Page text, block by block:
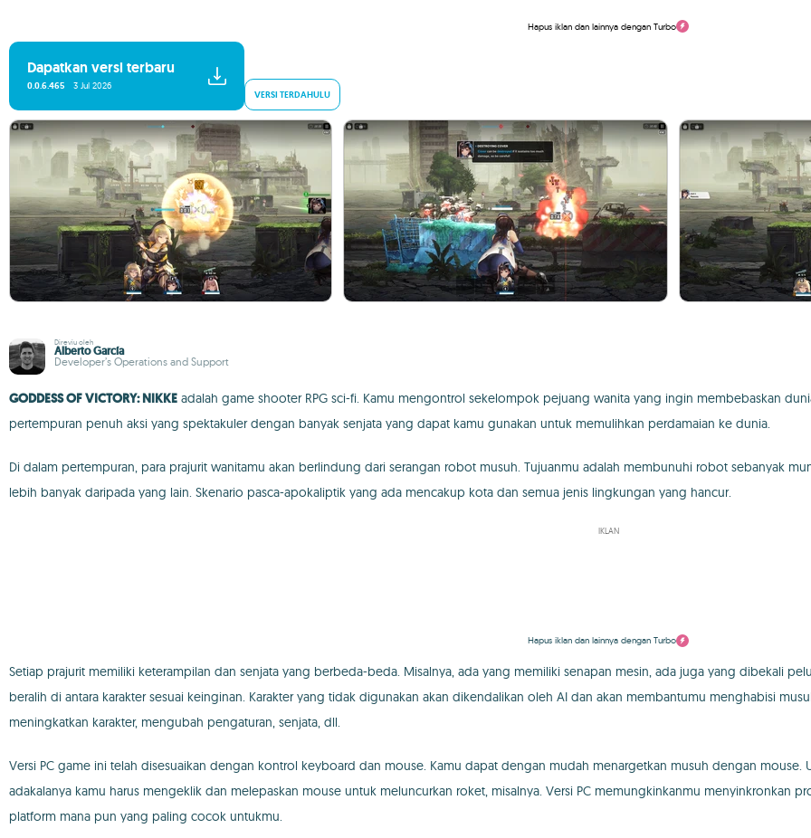
Hapus iklan dan lainnya dengan Turbo
Dapatkan versi terbaru
0.0.6.465 3 Jul 2026
VERSI TERDAHULU
Direviu oleh
Alberto García
Developer’s Operations and Support
GODDESS OF VICTORY: NIKKE adalah game shooter RPG sci-fi. Kamu mengontrol sekelompok pejuang wanita yang ingin membebaskan
pertempuran penuh aksi yang spektakuler dengan banyak senjata yang dapat kamu gunakan untuk memulihkan perdamaian ke dunia.
Di dalam pertempuran, para prajurit wanitamu akan berlindung dari serangan robot musuh. Tujuanmu adalah membunuhi robot sebanyak
lebih banyak daripada yang lain. Skenario pasca-apokaliptik yang ada mencakup kota dan semua jenis lingkungan yang hancur.
IKLAN
Hapus iklan dan lainnya dengan Turbo
Setiap prajurit memiliki keterampilan dan senjata yang berbeda-beda. Misalnya, ada yang memiliki senapan mesin, ada juga yang dibekali
beralih di antara karakter sesuai keinginan. Karakter yang tidak digunakan akan dikendalikan oleh AI dan akan membantumu menghabisi
meningkatkan karakter, mengubah pengaturan, senjata, dll.
Versi PC game ini telah disesuaikan dengan kontrol keyboard dan mouse. Kamu dapat dengan mudah menargetkan musuh dengan mouse.
adakalanya kamu harus mengeklik dan melepaskan mouse untuk meluncurkan roket, misalnya. Versi PC memungkinkanmu menyinkronkan
platform mana pun yang paling cocok untukmu.